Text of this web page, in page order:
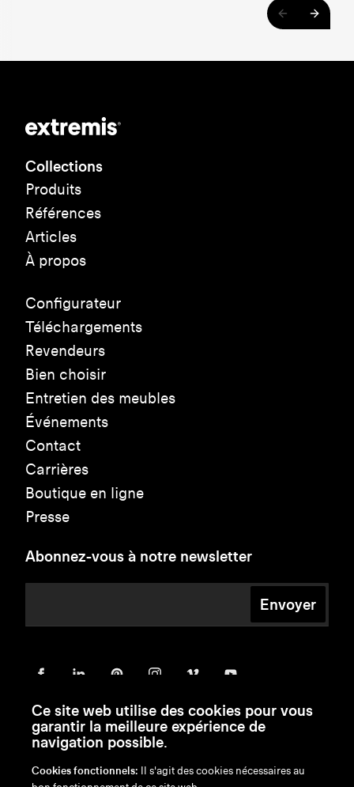
Collections
Produits
Références
Articles
À propos
Configurateur
Téléchargements
Revendeurs
Bien choisir
Entretien des meubles
Événements
Contact
Carrières
Boutique en ligne
Presse
Abonnez-vous à notre newsletter
Envoyer
Ce site web utilise des cookies pour vous
garantir la meilleure expérience de
navigation possible.
Cookies fonctionnels: Il s'agit des cookies nécessaires au